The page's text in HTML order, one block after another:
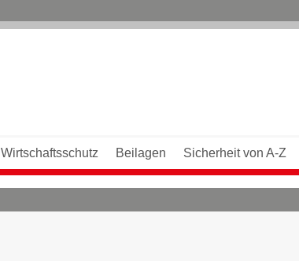
Wirtschaftsschutz Beilagen Sicherheit von A-Z